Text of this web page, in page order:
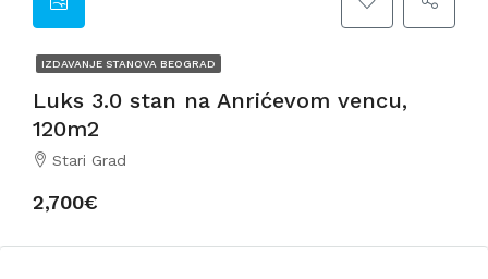
IZDAVANJE STANOVA BEOGRAD
Luks 3.0 stan na Anrićevom vencu,
120m2
Stari Grad
2,700€